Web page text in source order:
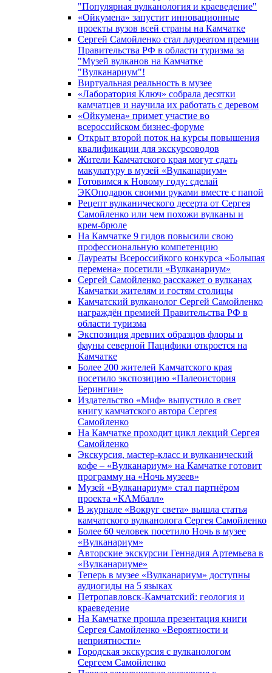
"Популярная вулканология и краеведение"
«Ойкумена» запустит инновационные
проекты вузов всей страны на Камчатке
Сергей Самойленко стал лауреатом премии
Правительства РФ в области туризма за
"Музей вулканов на Камчатке
"Вулканариум"!
Виртуальная реальность в музее
«Лаборатория Ключ» собрала десятки
камчатцев и научила их работать с деревом
«Ойкумена» примет участие во
всероссийском бизнес-форуме
Открыт второй поток на курсы повышения
квалификации для экскурсоводов
Жители Камчатского края могут сдать
макулатуру в музей «Вулканариум»
Готовимся к Новому году: сделай
ЭКОподарок своими руками вместе с папой
Рецепт вулканического десерта от Сергея
Самойленко или чем похожи вулканы и
крем-брюле
На Камчатке 9 гидов повысили свою
профессиональную компетенцию
Лауреаты Всероссийкого конкурса «Большая
перемена» посетили «Вулканариум»
Сергей Самойленко расскажет о вулканах
Камчатки жителям и гостям столицы
Камчатский вулканолог Сергей Самойленко
награждён премией Правительства РФ в
области туризма
Экспозиция древних образцов флоры и
фауны северной Пацифики откроется на
Камчатке
Более 200 жителей Камчатского края
посетило экспозицию «Палеоистория
Берингии»
Издательство «Миф» выпустило в свет
книгу камчатского автора Сергея
Самойленко
На Камчатке проходит цикл лекций Сергея
Самойленко
Экскурсия, мастер-класс и вулканический
кофе – «Вулканариум» на Камчатке готовит
программу на «Ночь музеев»
Музей «Вулканариум» стал партнёром
проекта «КАМбалл»
В журнале «Вокруг света» вышла статья
камчатского вулканолога Сергея Самойленко
Более 60 человек посетило Ночь в музее
«Вулканариум»
Авторские экскурсии Геннадия Артемьева в
«Вулканариуме»
Теперь в музее «Вулканариум» доступны
аудиогиды на 5 языках
Петропавловск-Камчатский: геология и
краеведение
На Камчатке прошла презентация книги
Сергея Самойленко «Вероятности и
неприятности»
Городская экскурсия с вулканологом
Сергеем Самойленко